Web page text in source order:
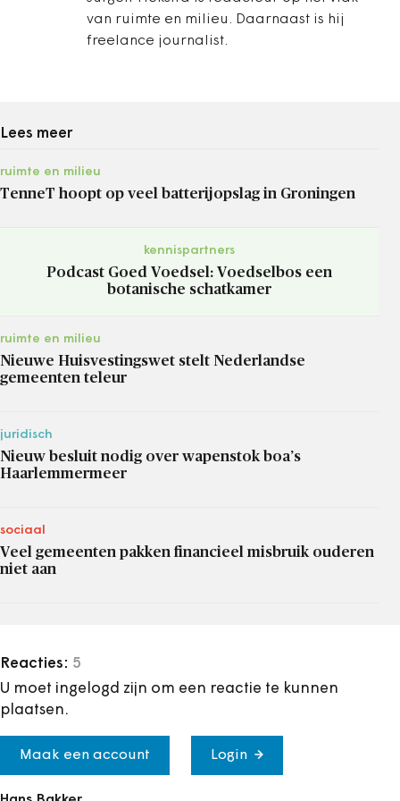
van ruimte en milieu. Daarnaast is hij
freelance journalist.
Lees meer
ruimte en milieu
TenneT hoopt op veel batterijopslag in Groningen
kennispartners
Podcast Goed Voedsel: Voedselbos een
botanische schatkamer
ruimte en milieu
Nieuwe Huisvestingswet stelt Nederlandse
gemeenten teleur
juridisch
Nieuw besluit nodig over wapenstok boa’s
Haarlemmermeer
sociaal
Veel gemeenten pakken financieel misbruik ouderen
niet aan
Reacties: 5
U moet ingelogd zijn om een reactie te kunnen
plaatsen.
Maak een account Login